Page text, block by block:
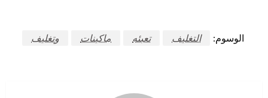
الوسوم: التغليف تعبئه ماكينات وتغليف